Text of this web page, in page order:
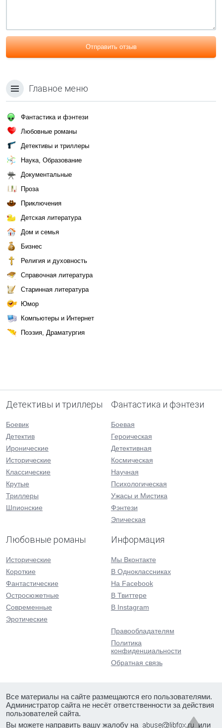
Отправить отзыв
Главное меню
Фантастика и фэнтези
Любовные романы
Детективы и триллеры
Наука, Образование
Документальные
Проза
Приключения
Детская литература
Дом и семья
Бизнес
Религия и духовность
Справочная литература
Старинная литература
Юмор
Компьютеры и Интернет
Поэзия, Драматургия
Детективы и триллеры
Боевик
Детектив
Иронические
Исторические
Классические
Крутые
Триллеры
Шпионские
Фантастика и фэнтези
Боевая
Героическая
Детективная
Космическая
Научная
Психологическая
Ужасы и Мистика
Фэнтези
Эпическая
Любовные романы
Исторические
Короткие
Фантастические
Остросюжетные
Современные
Эротические
Информация
Мы Вконтакте
В Одноклассниках
На Facebook
В Твиттере
В Instagram
Правообладателям
Политика
конфиденциальности
Обратная связь
Все материалы на сайте размещаются его пользователями.
Администратор сайта не несёт ответственности за действия
пользователей сайта.
Вы можете направить вашу жалобу на
или